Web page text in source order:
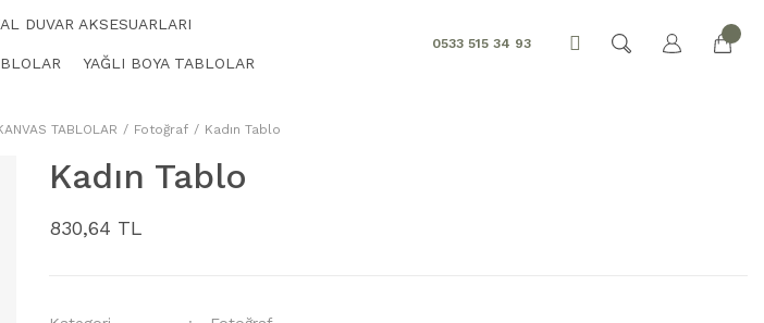
DUVAR AKSESUARLARI
YAĞLI BOYA TABLOLAR
0533 515 34 93
TABLOLAR Fotoğraf Kadın Tablo
Kadın Tablo
830,64 TL